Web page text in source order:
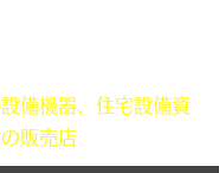
備機器、住宅設備資
販売店